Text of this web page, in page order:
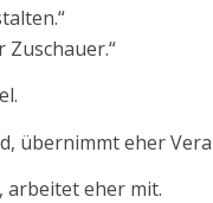
Zuschauer.“
übernimmt eher
arbeitet eher mit.